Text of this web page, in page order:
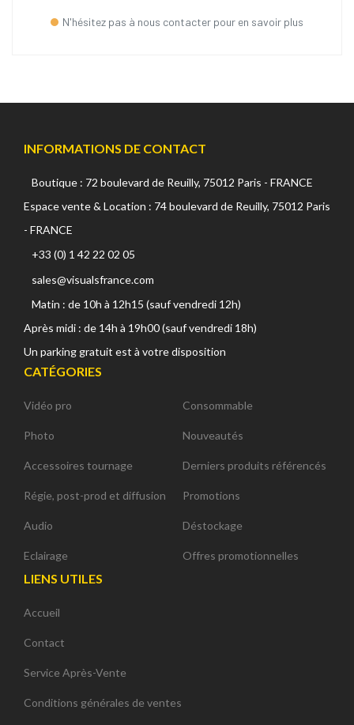
N'hésitez pas à nous contacter pour en savoir plus
INFORMATIONS DE CONTACT
Boutique : 72 boulevard de Reuilly, 75012 Paris - FRANCE
Espace vente & Location : 74 boulevard de Reuilly, 75012 Paris
- FRANCE
+33 (0) 1 42 22 02 05
sales@visualsfrance.com
Matin : de 10h à 12h15 (sauf vendredi 12h)
Après midi : de 14h à 19h00 (sauf vendredi 18h)
Un parking gratuit est à votre disposition
CATÉGORIES
Vidéo pro
Photo
Accessoires tournage
Régie, post-prod et diffusion
Audio
Eclairage
Consommable
Nouveautés
Derniers produits référencés
Promotions
Déstockage
Offres promotionnelles
LIENS UTILES
Accueil
Contact
Service Après-Vente
Conditions générales de ventes